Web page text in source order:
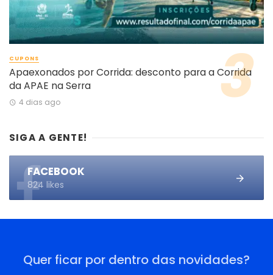
CUPONS
Apaexonados por Corrida: desconto para a Corrida
da APAE na Serra
4 dias ago
SIGA A GENTE!
FACEBOOK
824 likes
Quer ficar por dentro das novidades?